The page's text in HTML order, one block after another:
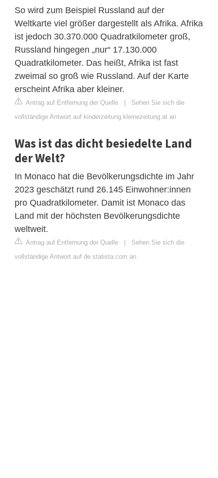
So wird zum Beispiel Russland auf der
Weltkarte viel größer dargestellt als Afrika. Afrika
ist jedoch 30.370.000 Quadratkilometer groß,
Russland hingegen „nur“ 17.130.000
Quadratkilometer. Das heißt, Afrika ist fast
zweimal so groß wie Russland. Auf der Karte
erscheint Afrika aber kleiner.
Antrag auf Entfernung der Quelle | Sehen Sie sich die
vollständige Antwort auf kinderzeitung.kleinezeitung.at an
Was ist das dicht besiedelte Land
der Welt?
In Monaco hat die Bevölkerungsdichte im Jahr
2023 geschätzt rund 26.145 Einwohner:innen
pro Quadratkilometer. Damit ist Monaco das
Land mit der höchsten Bevölkerungsdichte
weltweit.
Antrag auf Entfernung der Quelle | Sehen Sie sich die
vollständige Antwort auf de.statista.com an